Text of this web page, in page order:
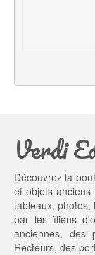
Verdi
Découvrez la
et objets
tableaux,
par les îliens
anciennes, des
Recteurs, des